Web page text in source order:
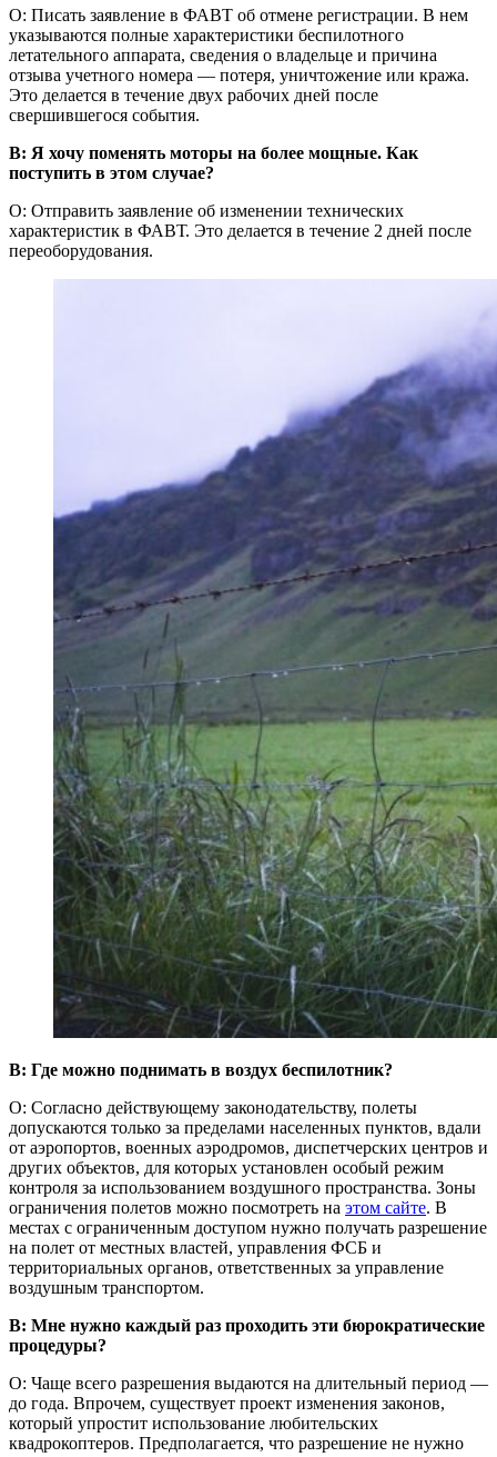
О: Писать заявление в ФАВТ об отмене регистрации. В нем
указываются полные характеристики беспилотного
летательного аппарата, сведения о владельце и причина
отзыва учетного номера — потеря, уничтожение или кража.
Это делается в течение двух рабочих дней после
свершившегося события.
В: Я хочу поменять моторы на более мощные. Как
поступить в этом случае?
О: Отправить заявление об изменении технических
характеристик в ФАВТ. Это делается в течение 2 дней после
переоборудования.
В: Где можно поднимать в воздух беспилотник?
О: Согласно действующему законодательству, полеты
допускаются только за пределами населенных пунктов, вдали
от аэропортов, военных аэродромов, диспетчерских центров и
других объектов, для которых установлен особый режим
контроля за использованием воздушного пространства. Зоны
ограничения полетов можно посмотреть на этом сайте. В
местах с ограниченным доступом нужно получать разрешение
на полет от местных властей, управления ФСБ и
территориальных органов, ответственных за управление
воздушным транспортом.
В: Мне нужно каждый раз проходить эти бюрократические
процедуры?
О: Чаще всего разрешения выдаются на длительный период —
до года. Впрочем, существует проект изменения законов,
который упростит использование любительских
квадрокоптеров. Предполагается, что разрешение не нужно